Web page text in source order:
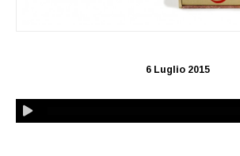
6 Luglio 2015